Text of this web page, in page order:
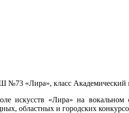
«Лира», класс Академический
искусств «Лира» на
областных и городских